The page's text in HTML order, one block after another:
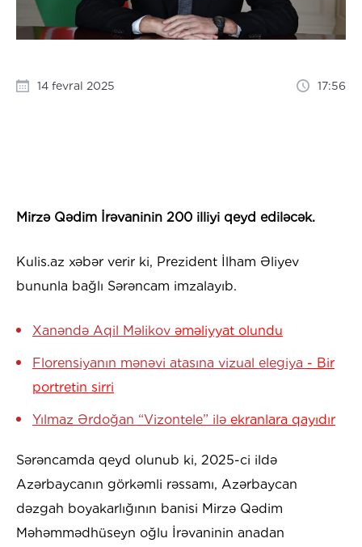
14 fevral 2025 17:56
Mirzə Qədim İrəvaninin 200 illiyi qeyd ediləcək.
Kulis.az xəbər verir ki, Prezident İlham Əliyev
bununla bağlı Sərəncam imzalayıb.
Xanəndə Aqil Məlikov əməliyyat olundu
Florensiyanın mənəvi atasına vizual elegiya - Bir
portretin sirri
Yılmaz Ərdoğan “Vizontele” ilə ekranlara qayıdır
Sərəncamda qeyd olunub ki, 2025-ci ildə
Azərbaycanın görkəmli rəssamı, Azərbaycan
dəzgah boyakarlığının banisi Mirzə Qədim
Məhəmmədhüseyn oğlu İrəvaninin anadan